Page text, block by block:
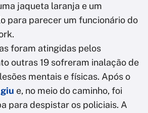
jaqueta laranja e um
para parecer um funcionário do
foram atingidas pelos
outras 19 sofreram inalação de
mentais e físicas. Após o
e, no meio do caminho, foi
para despistar os policiais. A